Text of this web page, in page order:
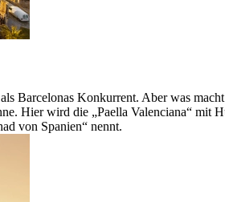
Barcelonas Konkurrent. Aber was
Hier wird die „Paella Valenciana“ mit
von Spanien“ nennt.